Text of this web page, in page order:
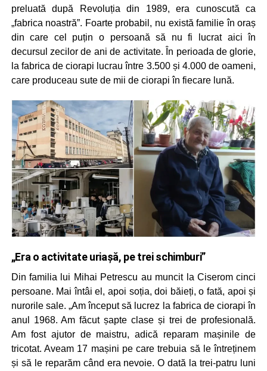
preluată după Revoluția din 1989, era cunoscută ca
„fabrica noastră”. Foarte probabil, nu există familie în oraș
din care cel puțin o persoană să nu fi lucrat aici în
decursul zecilor de ani de activitate. În perioada de glorie,
la fabrica de ciorapi lucrau între 3.500 și 4.000 de oameni,
care produceau sute de mii de ciorapi în fiecare lună.
„Era o activitate uriașă, pe trei schimburi”
Din familia lui Mihai Petrescu au muncit la Ciserom cinci
persoane. Mai întâi el, apoi soția, doi băieți, o fată, apoi și
nurorile sale. „Am început să lucrez la fabrica de ciorapi în
anul 1968. Am făcut șapte clase și trei de profesională.
Am fost ajutor de maistru, adică reparam mașinile de
tricotat. Aveam 17 mașini pe care trebuia să le întreținem
și să le reparăm când era nevoie. O dată la trei-patru luni